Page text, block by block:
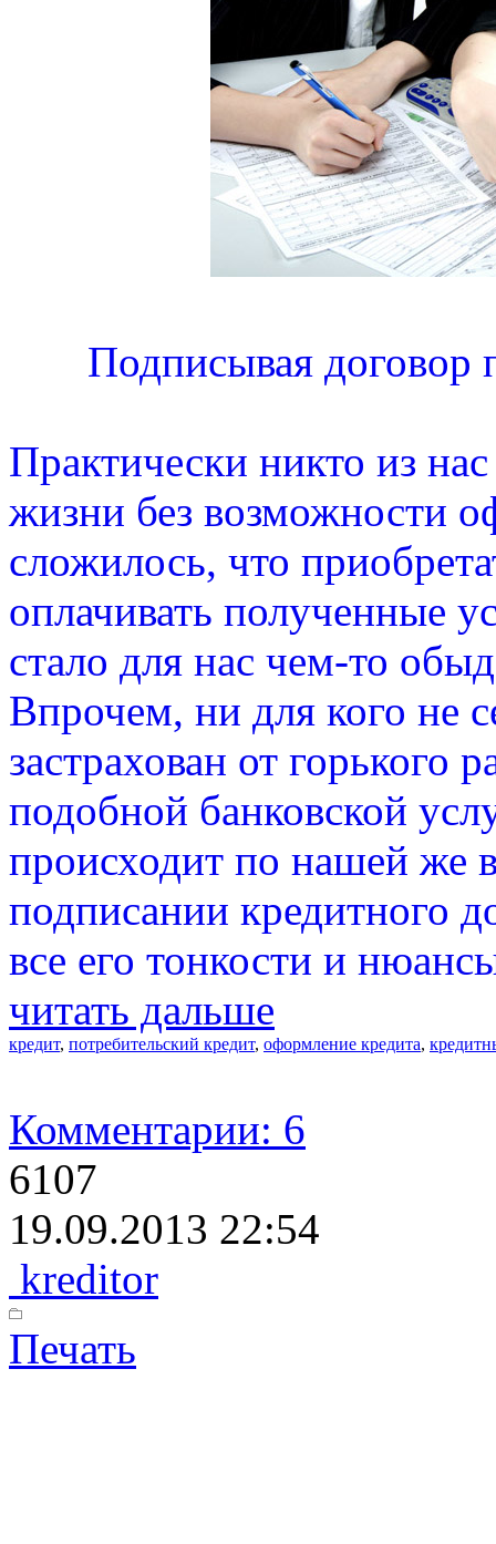
Подписывая договор
Практически никто из
жизни без возможности
сложилось, что
оплачивать полученные
стало для нас чем-то
Впрочем, ни для кого не
застрахован от горького
подобной банковской
происходит по нашей же
подписании кредитного
все его тонкости и
читать дальше
кредит, потребительский кредит, оформление кредита,
Комментарии: 6
6107
19.09.2013 22:54
kreditor
Печать